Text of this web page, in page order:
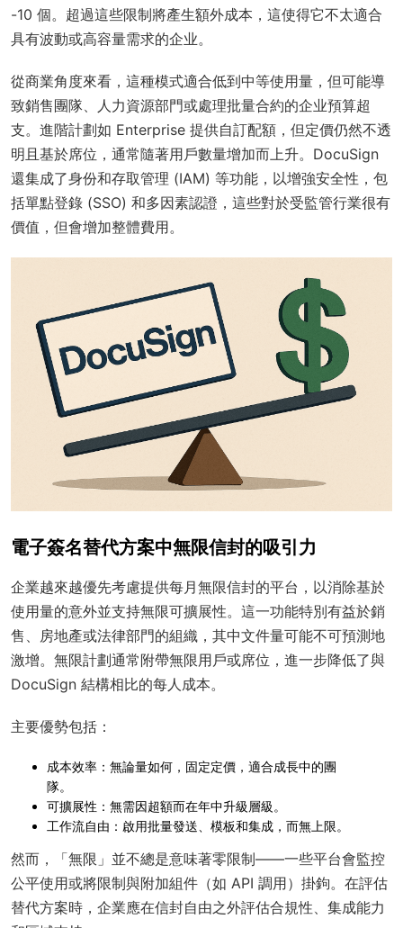
-10 個。超過這些限制將產生額外成本，這使得它不太適合
具有波動或高容量需求的企业。
從商業角度來看，這種模式適合低到中等使用量，但可能導
致銷售團隊、人力資源部門或處理批量合約的企业預算超
支。進階計劃如 Enterprise 提供自訂配額，但定價仍然不透
明且基於席位，通常隨著用戶數量增加而上升。DocuSign
還集成了身份和存取管理 (IAM) 等功能，以增強安全性，包
括單點登錄 (SSO) 和多因素認證，這些對於受監管行業很有
價值，但會增加整體費用。
電子簽名替代方案中無限信封的吸引力
企業越來越優先考慮提供每月無限信封的平台，以消除基於
使用量的意外並支持無限可擴展性。這一功能特別有益於銷
售、房地產或法律部門的組織，其中文件量可能不可預測地
激增。無限計劃通常附帶無限用戶或席位，進一步降低了與
DocuSign 結構相比的每人成本。
主要優勢包括：
成本效率 ：無論量如何，固定定價，適合成長中的團
隊。
可擴展性 ：無需因超額而在年中升級層級。
工作流自由 ：啟用批量發送、模板和集成，而無上限。
然而，「無限」並不總是意味著零限制——一些平台會監控
公平使用或將限制與附加組件（如 API 調用）掛鉤。在評估
替代方案時，企業應在信封自由之外評估合規性、集成能力